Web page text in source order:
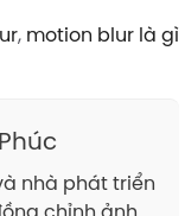
, motion blur là gì
nhà phát triển
chỉnh ảnh.